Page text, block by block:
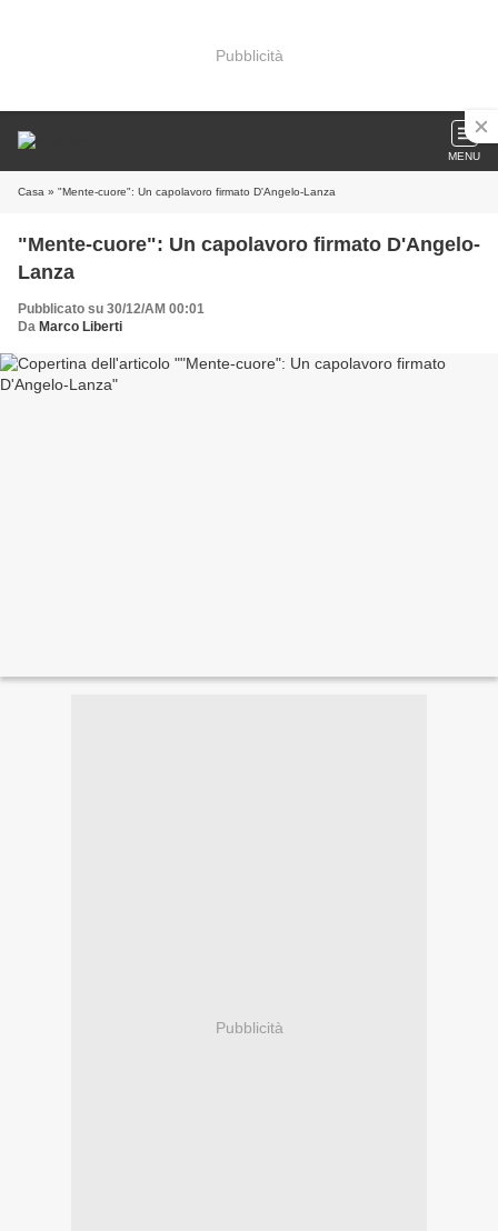
Pubblicità
MENU
Casa » "Mente-cuore": Un capolavoro firmato D'Angelo-Lanza
"Mente-cuore": Un capolavoro firmato D'Angelo-
Lanza
Pubblicato su 30/12/AM 00:01
Da Marco Liberti
Pubblicità